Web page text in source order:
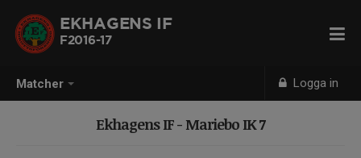
Matcher Logga in
EKHAGENS IF
F2016-17
Ekhagens IF - Mariebo IK 7